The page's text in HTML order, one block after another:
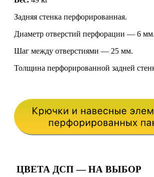
Задняя стенка перфорированная.
Диаметр отверстий перфорации — 6 мм.
Шаг между отверстиями — 25 мм.
Толщина перфорированной задней
ЦВЕТА ДСП — НА ВЫБОР